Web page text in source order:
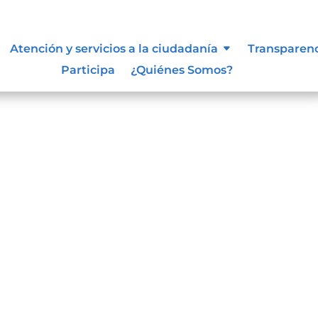
Atención y servicios a la ciudadanía
Participa
¿Quiénes Somos?